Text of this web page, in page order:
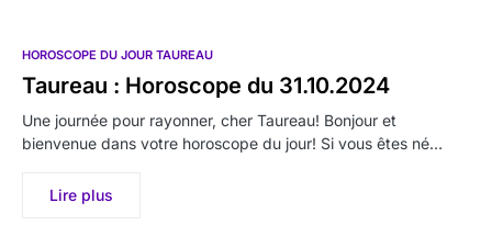
HOROSCOPE DU JOUR TAUREAU
Taureau : Horoscope du 31.10.2024
Une journée pour rayonner, cher Taureau! Bonjour et
bienvenue dans votre horoscope du jour! Si vous êtes né…
Lire plus